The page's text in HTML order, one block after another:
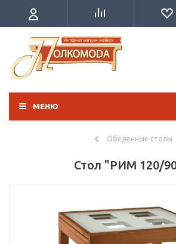
МЕНЮ
Обеденные столы
Стол "РИМ 120/